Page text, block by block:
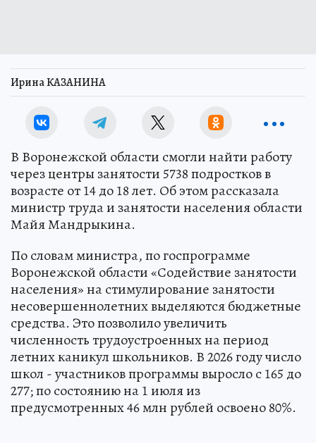
Ирина КАЗАНИНА
В Воронежской области смогли найти работу
через центры занятости 5738 подростков в
возрасте от 14 до 18 лет. Об этом рассказала
министр труда и занятости населения области
Майя Мандрыкина.
По словам министра, по госпрограмме
Воронежской области «Содействие занятости
населения» на стимулирование занятости
несовершеннолетних выделяются бюджетные
средства. Это позволило увеличить
численность трудоустроенных на период
летних каникул школьников. В 2026 году число
школ - участников программы выросло с 165 до
277; по состоянию на 1 июля из
предусмотренных 46 млн рублей освоено 80%.